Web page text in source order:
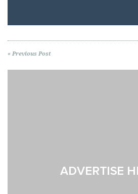
« Previous Post